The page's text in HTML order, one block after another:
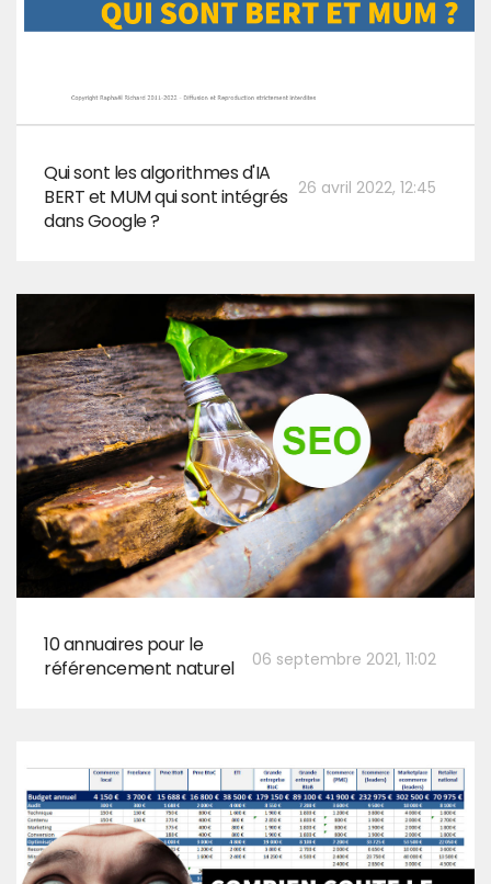
26 avril 2022, 12:45
Qui sont les algorithmes d'IA
BERT et MUM qui sont intégrés
dans Google ?
06 septembre 2021, 11:02
10 annuaires pour le
référencement naturel